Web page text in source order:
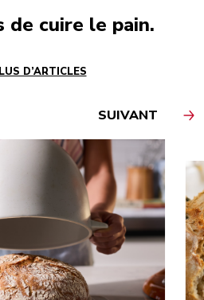
de cuire le pain.
D’ARTICLES
SUIVANT
GO